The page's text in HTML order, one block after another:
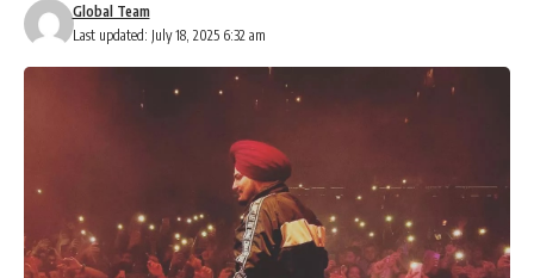
Last updated: July 18, 2025 6:32 am
Global Team